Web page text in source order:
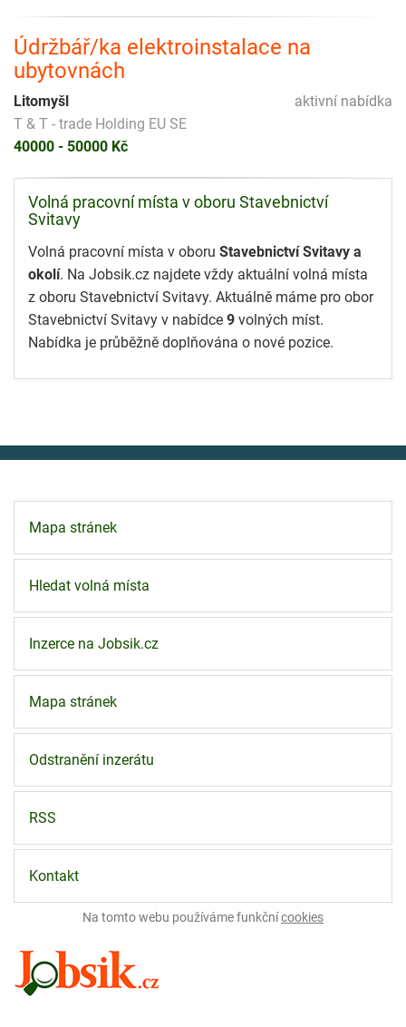
Údržbář/ka elektroinstalace na
ubytovnách
aktivní nabídka
Litomyšl
T & T - trade Holding EU SE
40000 - 50000 Kč
Volná pracovní místa v oboru Stavebnictví
Svitavy
Volná pracovní místa v oboru Stavebnictví Svitavy a
okolí. Na Jobsik.cz najdete vždy aktuální volná místa
z oboru Stavebnictví Svitavy. Aktuálně máme pro obor
Stavebnictví Svitavy v nabídce 9 volných míst.
Nabídka je průběžně doplňována o nové pozice.
Mapa stránek
Hledat volná místa
Inzerce na Jobsik.cz
Mapa stránek
Odstranění inzerátu
RSS
Kontakt
Na tomto webu používáme funkčnícookies